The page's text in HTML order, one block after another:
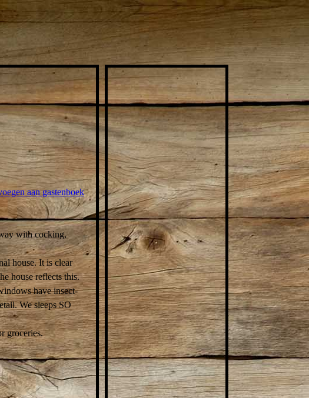
aan gastenboek
with cocking,
house. It is clear
house reflects this.
have insect-
We sleeps SO
groceries.